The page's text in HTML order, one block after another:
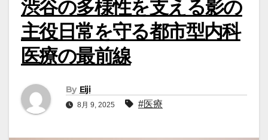
渋谷の多様性を支える影の
主役日常を守る都市型内科
医療の最前線
By Eiji
8月 9, 2025 #医療